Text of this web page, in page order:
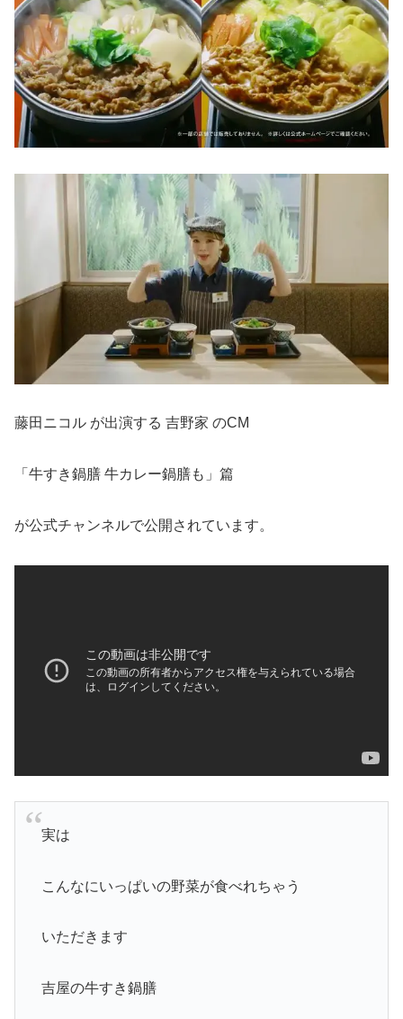
藤田ニコル が出演する 吉野家 のCM
「牛すき鍋膳 牛カレー鍋膳も」篇
が公式チャンネルで公開されています。
実は
こんなにいっぱいの野菜が食べれちゃう
いただきます
吉屋の牛すき鍋膳